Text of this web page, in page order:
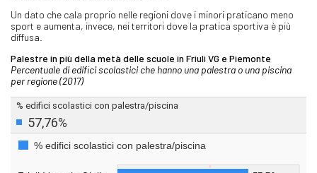
Un dato che cala proprio nelle regioni dove i minori praticano meno
sport e aumenta, invece, nei territori dove la pratica sportiva è più
diffusa.
Palestre in più della metà delle scuole in Friuli VG e Piemonte
Percentuale di edifici scolastici che hanno una palestra o una piscina
per regione (2017)